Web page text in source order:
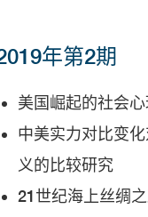
年第2期
美国崛起的社会
中美实力对比变
义的比较研究
21世纪海上丝绸